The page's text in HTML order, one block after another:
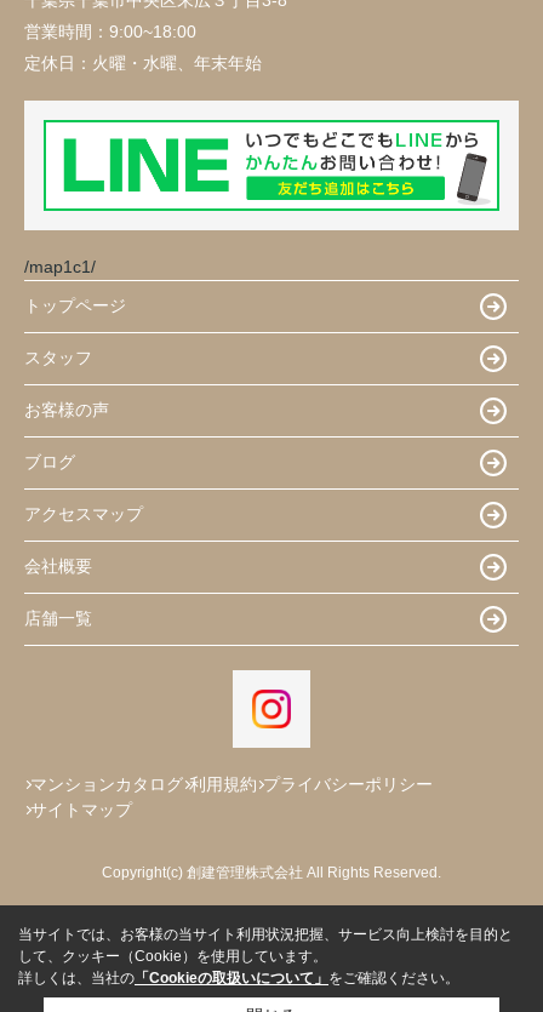
営業時間： 9:00~18:00
定休日： 火曜・水曜、年末年始
/map1c1/
トップページ
スタッフ
お客様の声
ブログ
アクセスマップ
会社概要
店舗一覧
マンションカタログ 利用規約 プライバシーポリシー
サイトマップ
Copyright(c) 創建管理株式会社 All Rights Reserved.
当サイトでは、お客様の当サイト利用状況把握、サービス向上検討を目的と
して、クッキー（Cookie）を使用しています。
詳しくは、当社の 「Cookieの取扱いについて」 をご確認ください。